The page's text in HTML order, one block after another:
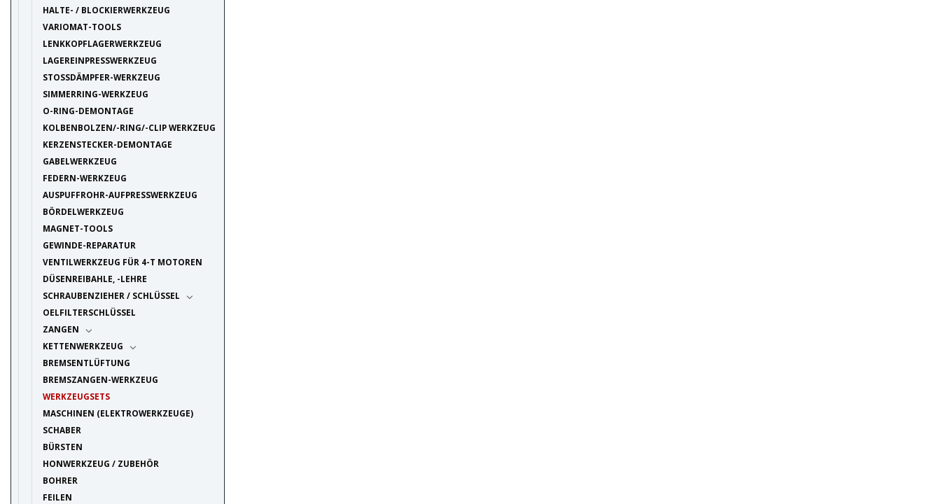
HALTE- / BLOCKIERWERKZEUG
VARIOMAT-TOOLS
LENKKOPFLAGERWERKZEUG
LAGEREINPRESSWERKZEUG
STOSSDÄMPFER-WERKZEUG
SIMMERRING-WERKZEUG
O-RING-DEMONTAGE
KOLBENBOLZEN/-RING/-CLIP WERKZEUG
KERZENSTECKER-DEMONTAGE
GABELWERKZEUG
FEDERN-WERKZEUG
AUSPUFFROHR-AUFPRESSWERKZEUG
BÖRDELWERKZEUG
MAGNET-TOOLS
GEWINDE-REPARATUR
VENTILWERKZEUG FÜR 4-T MOTOREN
DÜSENREIBAHLE, -LEHRE
SCHRAUBENZIEHER / SCHLÜSSEL
OELFILTERSCHLÜSSEL
ZANGEN
KETTENWERKZEUG
BREMSENTLÜFTUNG
BREMSZANGEN-WERKZEUG
WERKZEUGSETS
MASCHINEN (ELEKTROWERKZEUGE)
SCHABER
BÜRSTEN
HONWERKZEUG / ZUBEHÖR
BOHRER
FEILEN